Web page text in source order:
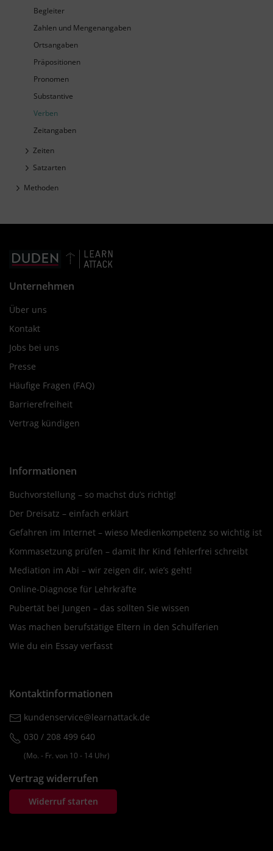
Begleiter
Zahlen und Mengenangaben
Ortsangaben
Präpositionen
Pronomen
Substantive
Verben
Zeitangaben
Zeiten
Satzarten
Methoden
Unternehmen
Über uns
Kontakt
Jobs bei uns
Presse
Häufige Fragen (FAQ)
Barrierefreiheit
Vertrag kündigen
Informationen
Buchvorstellung – so machst du’s richtig!
Der Dreisatz – einfach erklärt
Gefahren im Internet – wieso Medienkompetenz so wichtig ist
Kommasetzung prüfen – damit Ihr Kind fehlerfrei schreibt
Mediation im Abi – wir zeigen dir, wie’s geht!
Online-Diagnose für Lehrkräfte
Pubertät bei Jungen – das sollten Sie wissen
Was machen berufstätige Eltern in den Schulferien
Wie du ein Essay verfasst
Kontaktinformationen
kundenservice@learnattack.de
030 / 208 499 640
(Mo. ‐ Fr. von 10 ‐ 14 Uhr)
Vertrag widerrufen
Widerruf starten